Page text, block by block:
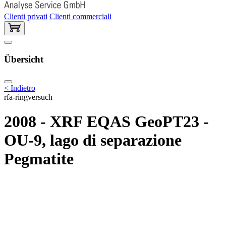
Clienti privati Clienti commerciali
Übersicht
< Indietro
rfa-ringversuch
2008 - XRF EQAS GeoPT23 -
OU-9, lago di separazione
Pegmatite